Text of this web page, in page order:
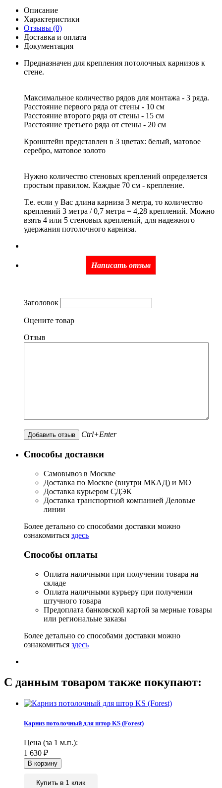
Описание
Характеристики
Отзывы (0)
Доставка и оплата
Документация
Предназначен для крепления потолочных карнизов к
стене.
Максимальное количество рядов для монтажа - 3 ряда.
Расстояние первого ряда от стены - 10 см
Расстояние второго ряда от стены - 15 см
Расстояние третьего ряда от стены - 20 см
Кронштейн представлен в 3 цветах: белый, матовое
серебро, матовое золото
Нужно количество стеновых креплений определяется
простым правилом. Каждые 70 см - крепление.
Т.е. если у Вас длина карниза 3 метра, то количество
креплений 3 метра / 0,7 метра = 4,28 креплений. Можно
взять 4 или 5 стеновых креплений, для надежного
удержания потолочного карниза.
Написать отзыв
Заголовок
Оцените товар
Отзыв
Ctrl+Enter
Способы доставки
Самовывоз в Москве
Доставка по Москве (внутри МКАД) и МО
Доставка курьером СДЭК
Доставка транспортной компанией Деловые
линии
Более детально со способами доставки можно
ознакомиться здесь
Способы оплаты
Оплата наличными при получении товара на
складе
Оплата наличными курьеру при получении
штучного товара
Предоплата банковской картой за мерные товары
или региональые заказы
Более детально со способами доставки можно
ознакомиться здесь
C данным товаром также покупают:
Карниз потолочный для штор KS (Forest)
Цена (за 1 м.п.):
1 630 ₽
Купить в 1 клик